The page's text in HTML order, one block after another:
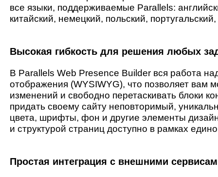
все языки, поддерживаемые Parallels:
китайский, немецкий, польский,
Высокая гибкость для решения любых
В Parallels Web Presence Builder вся работа
отображения (WYSIWYG), что позволяет вам
изменений и свободно перетаскивать блоки
придать своему сайту неповторимый,
цвета, шрифты, фон и другие элементы
и структурой страниц доступно в рамках
Простая интеграция с внешними